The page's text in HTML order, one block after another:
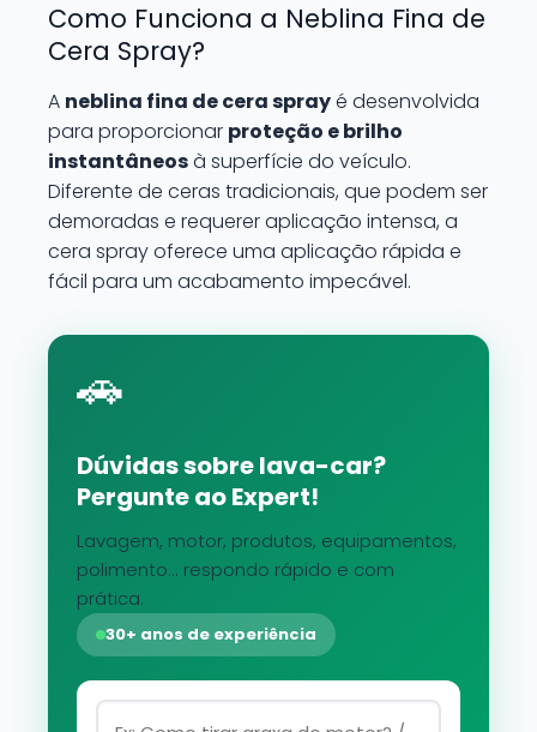
Como Funciona a Neblina Fina de
Cera Spray?
A neblina fina de cera sprayé desenvolvida
para proporcionar proteção e brilho
instantâneosà superfície do veículo.
Diferente de ceras tradicionais, que podem ser
demoradas e requerer aplicação intensa, a
cera spray oferece uma aplicação rápida e
fácil para um acabamento impecável.
🚗
Dúvidas sobre lava-car?
Pergunte ao Expert!
Lavagem, motor, produtos, equipamentos,
polimento... respondo rápido e com
prática.
30+ anos de experiência